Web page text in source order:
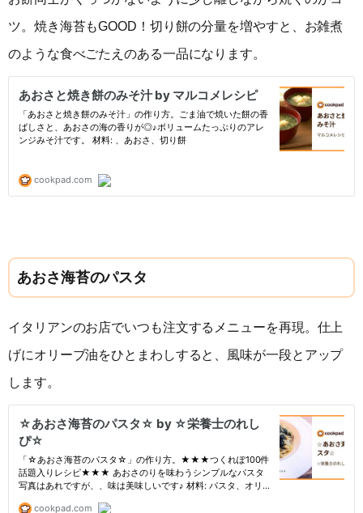
ツ。焼き海苔もGOOD！切り餅の分量を増やすと、お雑煮
のような食べごたえのある一品になります。
あおさ海苔のパスタ
イタリアンのお店でいつも注文するメニューを再現。仕上
げにオリーブ油をひとまわしすると、風味が一段とアップ
します。